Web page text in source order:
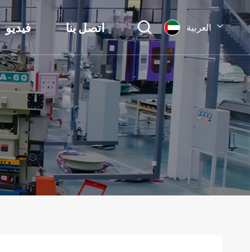
فيديو اتصل بنا العربية
English
français
Deutsch
русский